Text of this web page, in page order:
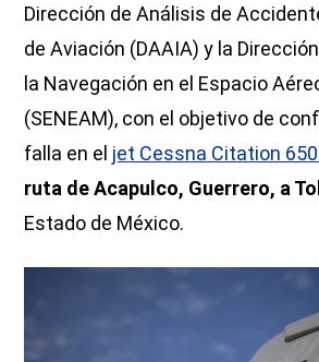
Dirección de Análisis de
de Aviación (DAAIA) y la
la Navegación en el Espacio
(SENEAM), con el objetivo de
falla en el jet Cessna Citation
ruta de Acapulco, Guerrero, a
Estado de México.